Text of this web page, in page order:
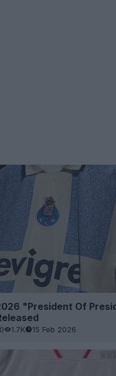
"President Of
0 1.7K 15 Feb 2026